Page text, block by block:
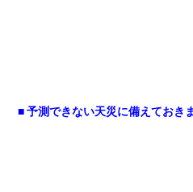
■ 予測できない天災に備えておき